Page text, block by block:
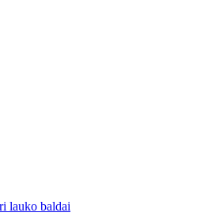
lauko baldai